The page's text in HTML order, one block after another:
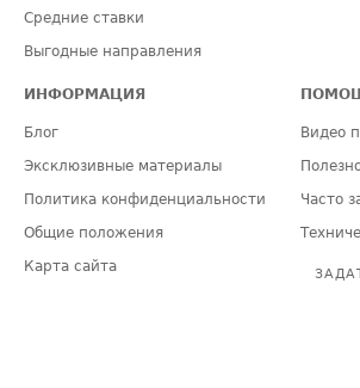
Средние ставки
Выгодные направления
ИНФОРМАЦИЯ
Блог
Эксклюзивные материалы
Политика конфиденциальности
Общие положения
Карта сайта
Видео
Часто